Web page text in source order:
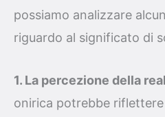
possiamo analizzare
riguardo al significato di
1. La percezione della
onirica potrebbe